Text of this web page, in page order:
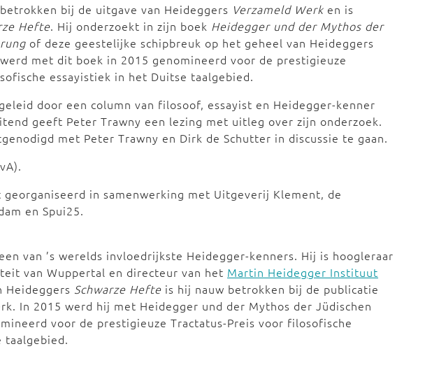
bij de uitgave van Heideggers Verzameld Werk en is
Hefte. Hij onderzoekt in zijn boek Heidegger und der Mythos der
of deze geestelijke schipbreuk op het geheel van Heideggers
met dit boek in 2015 genomineerd voor de prestigieuze
essayistiek in het Duitse taalgebied.
door een column van filosoof, essayist en Heidegger-kenner
geeft Peter Trawny een lezing met uitleg over zijn onderzoek.
met Peter Trawny en Dirk de Schutter in discussie te gaan.
in samenwerking met Uitgeverij Klement, de
en Spui25.
van ’s werelds invloedrijkste Heidegger-kenners. Hij is hoogleraar
van Wuppertal en directeur van het Martin Heidegger Instituut
Heideggers Schwarze Hefte is hij nauw betrokken bij de publicatie
In 2015 werd hij met Heidegger und der Mythos der Jüdischen
voor de prestigieuze Tractatus-Preis voor filosofische
taalgebied.